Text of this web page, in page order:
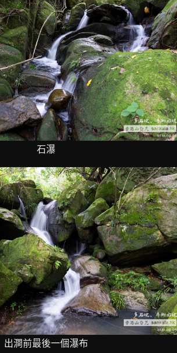
石瀑
出澗前最後一個瀑布